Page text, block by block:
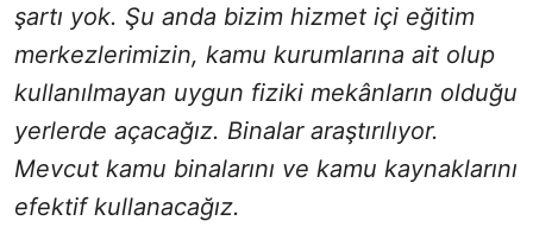
şartı yok. Şu anda bizim hizmet içi eğitim
merkezlerimizin, kamu kurumlarına ait olup
kullanılmayan uygun fiziki mekânların olduğu
yerlerde açacağız. Binalar araştırılıyor.
Mevcut kamu binalarını ve kamu kaynaklarını
efektif kullanacağız.